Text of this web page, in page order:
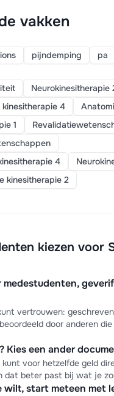
vakken
pijndemping pa
Neurokinesitherapie
kinesitherapie 4
1
4
kinesitherapie 2
kiezen voor
medestudenten,
vertrouwen:
door anderen
Kies een ander
kunt voor hetzelfde geld
dat beter past bij wat je
wilt, start meteen met